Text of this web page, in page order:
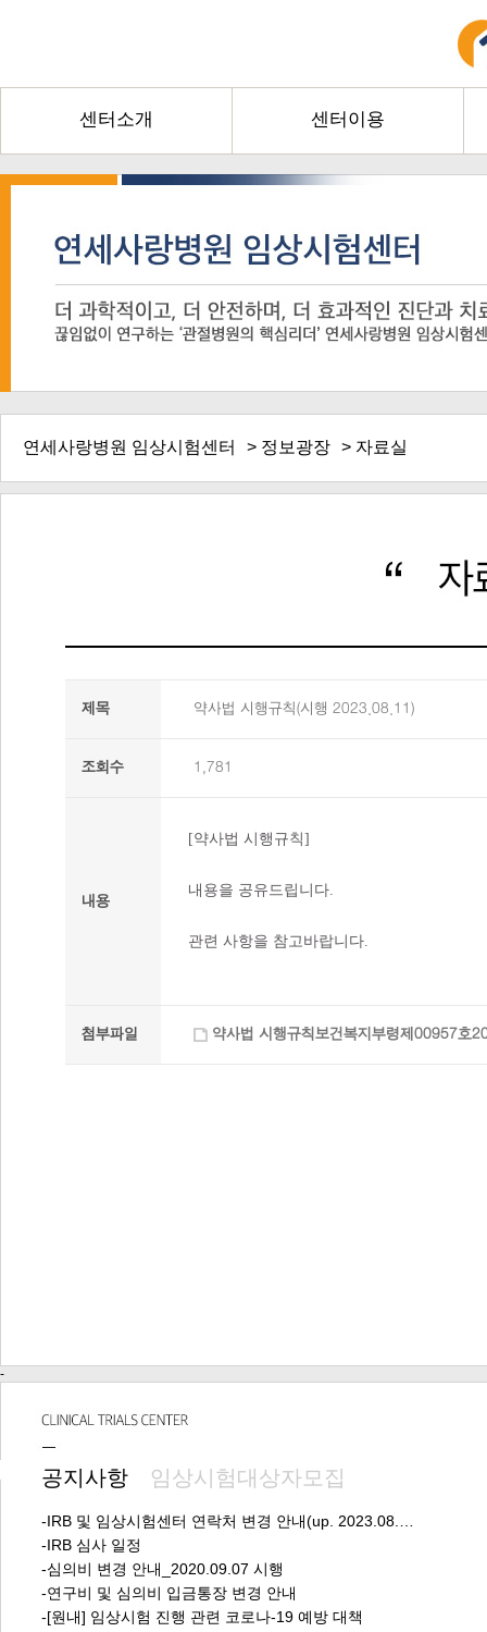
센터소개 센터이용
연세사랑병원 임상시험센터 > 정보광장 > 자료실
제목 약사법 시행규칙(시행 2023.08.11)
조회수 1,781
내용
[약사법 시행규칙]
내용을 공유드립니다.
관련 사항을 참고바랍니다.
첨부파일 약사법 시행규칙보건복지부령제00957호
-
공지사항 임상시험대상자모집
-IRB 및 임상시험센터 연락처 변경 안내(up. 2023.08.…
-IRB 심사 일정
-심의비 변경 안내_2020.09.07 시행
-연구비 및 심의비 입금통장 변경 안내
-[원내] 임상시험 진행 관련 코로나-19 예방 대책